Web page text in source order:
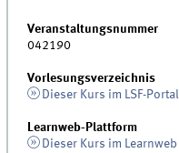
Veranstaltungsnummer
042190
Vorlesungsverzeichnis
Dieser Kurs im LSF-Portal
Learnweb-Plattform
Dieser Kurs im Learnweb